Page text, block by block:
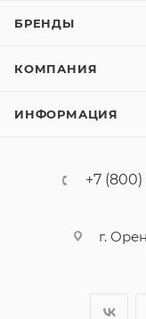
БРЕНДЫ
КОМПАНИЯ
ИНФОРМАЦИЯ
+7
г.